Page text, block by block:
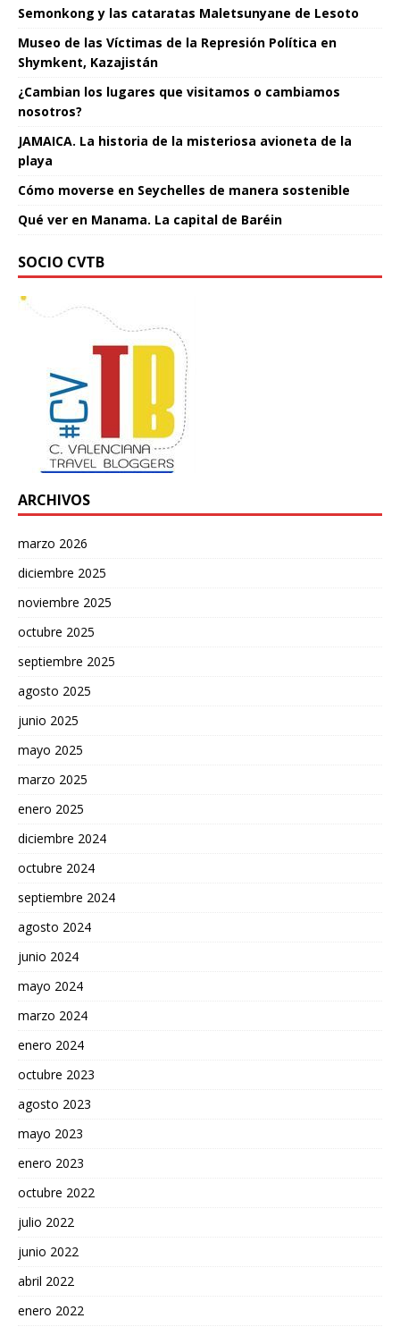
Semonkong y las cataratas Maletsunyane de Lesoto
Museo de las Víctimas de la Represión Política en
Shymkent, Kazajistán
¿Cambian los lugares que visitamos o cambiamos
nosotros?
JAMAICA. La historia de la misteriosa avioneta de la
playa
Cómo moverse en Seychelles de manera sostenible
Qué ver en Manama. La capital de Baréin
SOCIO CVTB
ARCHIVOS
marzo 2026
diciembre 2025
noviembre 2025
octubre 2025
septiembre 2025
agosto 2025
junio 2025
mayo 2025
marzo 2025
enero 2025
diciembre 2024
octubre 2024
septiembre 2024
agosto 2024
junio 2024
mayo 2024
marzo 2024
enero 2024
octubre 2023
agosto 2023
mayo 2023
enero 2023
octubre 2022
julio 2022
junio 2022
abril 2022
enero 2022